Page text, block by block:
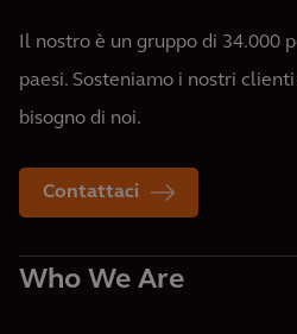
Il nostro è un gruppo di 34.000
paesi. Sosteniamo i nostri
bisogno di noi.
Contattaci
Who We Are